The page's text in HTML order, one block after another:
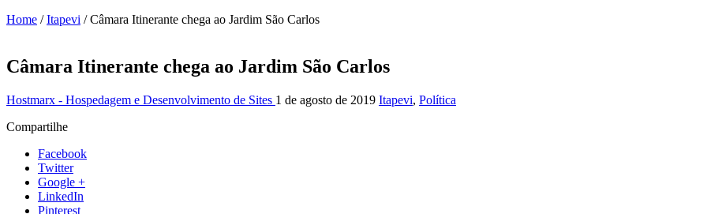
Home / Itapevi / Câmara Itinerante chega ao Jardim São Carlos
Câmara Itinerante chega ao Jardim São Carlos
Hostmarx - Hospedagem e Desenvolvimento de Sites 1 de agosto de 2019 Itapevi, Política
Compartilhe
Facebook
Twitter
Google +
LinkedIn
Pinterest